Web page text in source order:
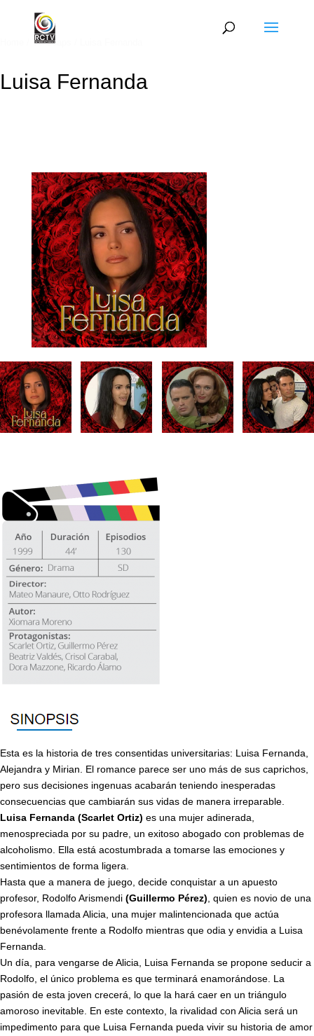
TV soaps
Luisa Fernanda
Esta es la historia de tres consentidas universitarias: Luisa Fernanda,
Alejandra y Mirian. El romance parece ser uno más de sus caprichos,
pero sus decisiones ingenuas acabarán teniendo inesperadas
consecuencias que cambiarán sus vidas de manera irreparable.
Luisa Fernanda (Scarlet Ortiz) es una mujer adinerada,
menospreciada por su padre, un exitoso abogado con problemas de
alcoholismo. Ella está acostumbrada a tomarse las emociones y
sentimientos de forma ligera.
Hasta que a manera de juego, decide conquistar a un apuesto
profesor, Rodolfo Arismendi (Guillermo Pérez) , quien es novio de una
profesora llamada Alicia, una mujer malintencionada que actúa
benévolamente frente a Rodolfo mientras que odia y envidia a Luisa
Fernanda.
Un día, para vengarse de Alicia, Luisa Fernanda se propone seducir a
Rodolfo, el único problema es que terminará enamorándose. La
pasión de esta joven crecerá, lo que la hará caer en un triángulo
amoroso inevitable. En este contexto, la rivalidad con Alicia será un
impedimento para que Luisa Fernanda pueda vivir su historia de amor